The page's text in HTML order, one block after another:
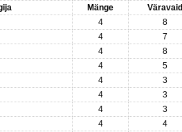
Mänge Väravaid
4 8
4 7
4 8
4 5
4 3
4 3
4 3
4 4